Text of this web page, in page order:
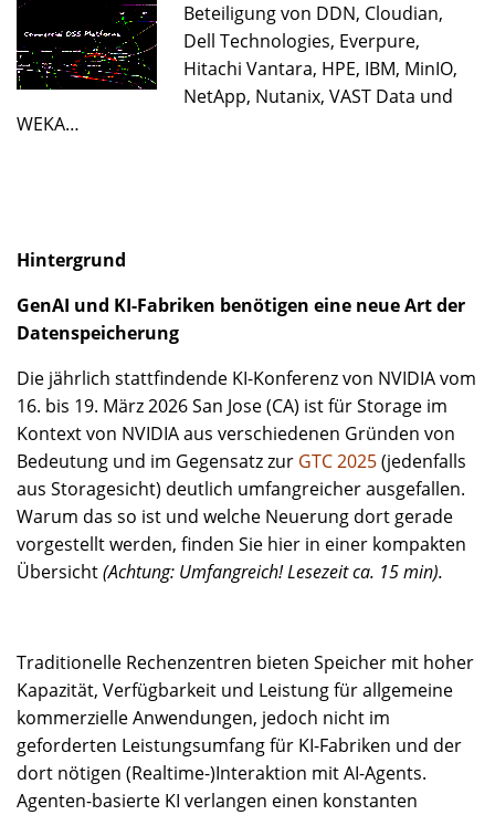
Beteiligung von DDN, Cloudian,
Dell Technologies, Everpure,
Hitachi Vantara, HPE, IBM, MinIO,
NetApp, Nutanix, VAST Data und
WEKA…
Hintergrund
GenAI und KI-Fabriken benötigen eine neue Art der
Datenspeicherung
Die jährlich stattfindende KI-Konferenz von NVIDIA vom
16. bis 19. März 2026 San Jose (CA) ist für Storage im
Kontext von NVIDIA aus verschiedenen Gründen von
Bedeutung und im Gegensatz zur GTC 2025(jedenfalls
aus Storagesicht) deutlich umfangreicher ausgefallen.
Warum das so ist und welche Neuerung dort gerade
vorgestellt werden, finden Sie hier in einer kompakten
Übersicht(Achtung: Umfangreich! Lesezeit ca. 15 min).
Traditionelle Rechenzentren bieten Speicher mit hoher
Kapazität, Verfügbarkeit und Leistung für allgemeine
kommerzielle Anwendungen, jedoch nicht im
geforderten Leistungsumfang für KI-Fabriken und der
dort nötigen (Realtime-)Interaktion mit AI-Agents.
Agenten-basierte KI verlangen einen konstanten